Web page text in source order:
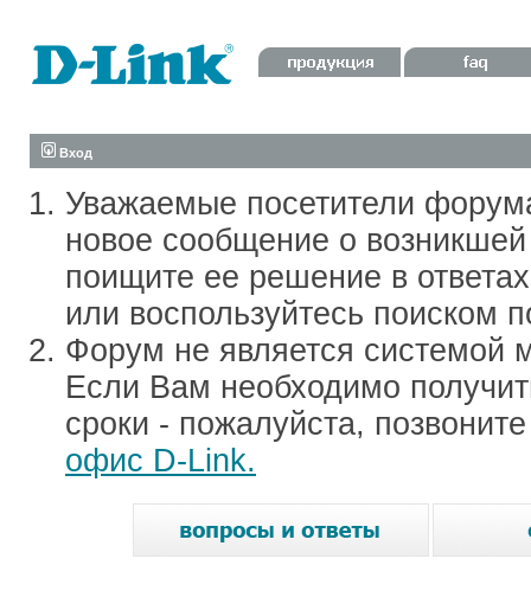
Вход
Уважаемые посетители
новое сообщение о
поищите ее решение в
или воспользуйтесь поиском
Форум не является системой
Если Вам необходимо
сроки - пожалуйста,
офис D-Link.